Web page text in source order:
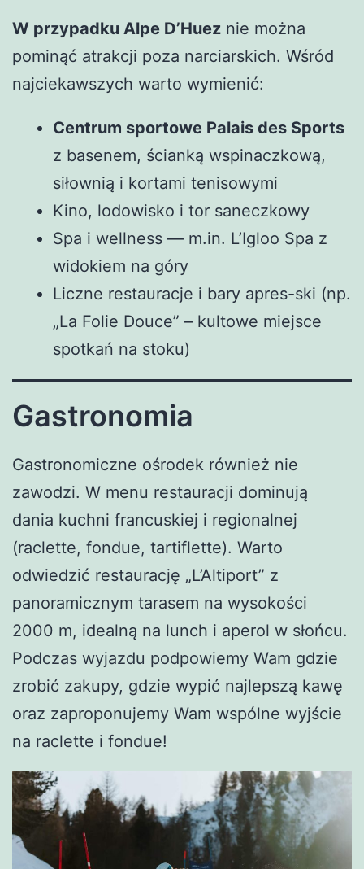
W przypadku Alpe D’Huez nie można
pominąć atrakcji poza narciarskich. Wśród
najciekawszych warto wymienić:
Centrum sportowe Palais des Sports
z basenem, ścianką wspinaczkową,
siłownią i kortami tenisowymi
Kino, lodowisko i tor saneczkowy
Spa i wellness — m.in. L’Igloo Spa z
widokiem na góry
Liczne restauracje i bary apres-ski (np.
„La Folie Douce” – kultowe miejsce
spotkań na stoku)
Gastronomia
Gastronomiczne ośrodek również nie
zawodzi. W menu restauracji dominują
dania kuchni francuskiej i regionalnej
(raclette, fondue, tartiflette). Warto
odwiedzić restaurację „L’Altiport” z
panoramicznym tarasem na wysokości
2000 m, idealną na lunch i aperol w słońcu.
Podczas wyjazdu podpowiemy Wam gdzie
zrobić zakupy, gdzie wypić najlepszą kawę
oraz zaproponujemy Wam wspólne wyjście
na raclette i fondue!